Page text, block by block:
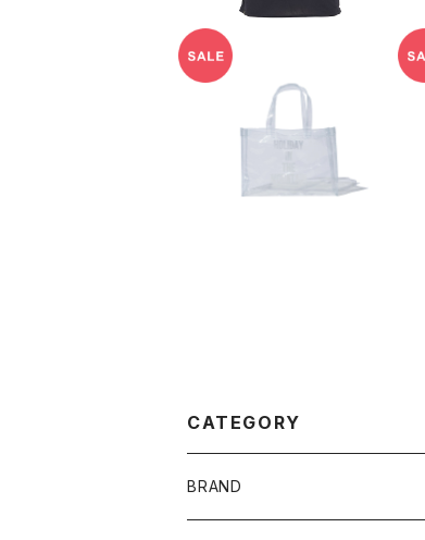
【MOUNTAIN RESEA
RCH】Clear Tote
¥2,376
CATEGORY
BRAND